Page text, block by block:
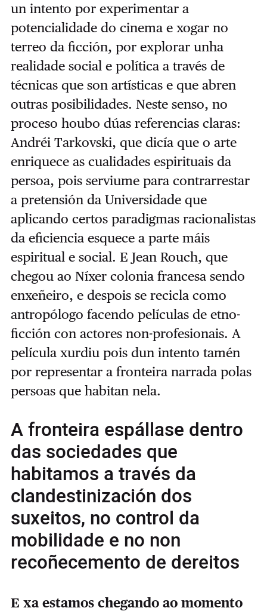
un intento por experimentar a
potencialidade do cinema e xogar no
terreo da ficción, por explorar unha
realidade social e política a través de
técnicas que son artísticas e que abren
outras posibilidades. Neste senso, no
proceso houbo dúas referencias claras:
Andréi Tarkovski, que dicía que o arte
enriquece as cualidades espirituais da
persoa, pois serviume para contrarrestar
a pretensión da Universidade que
aplicando certos paradigmas racionalistas
da eficiencia esquece a parte máis
espiritual e social. E Jean Rouch, que
chegou ao Níxer colonia francesa sendo
enxeñeiro, e despois se recicla como
antropólogo facendo películas de etno-
ficción con actores non-profesionais. A
película xurdiu pois dun intento tamén
por representar a fronteira narrada polas
persoas que habitan nela.
A fronteira espállase dentro
das sociedades que
habitamos a través da
clandestinización dos
suxeitos, no control da
mobilidade e no non
recoñecemento de dereitos
E xa estamos chegando ao momento